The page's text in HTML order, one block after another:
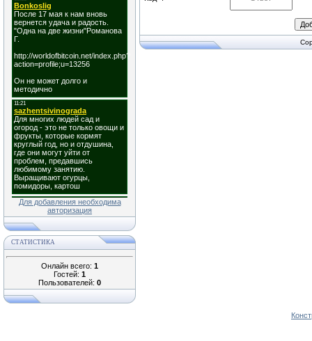
Для добавления необходима
авторизация
СТАТИСТИКА
Онлайн всего: 1
Гостей: 1
Пользователей: 0